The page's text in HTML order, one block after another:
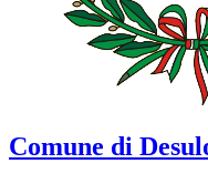
Comune di